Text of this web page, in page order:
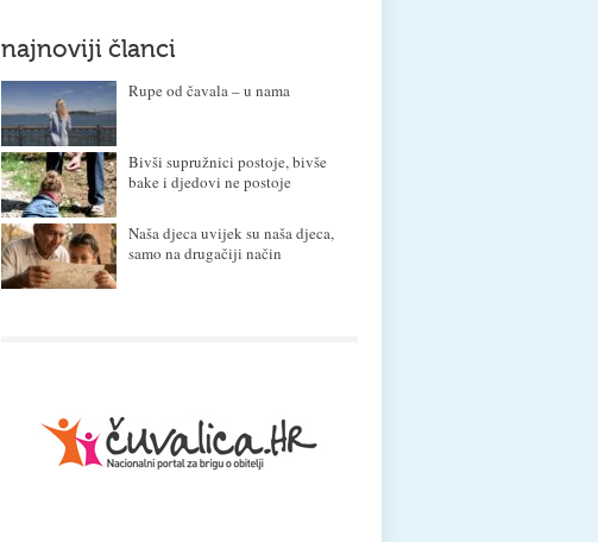
najnoviji članci
Rupe od čavala – u nama
Bivši supružnici postoje, bivše
bake i djedovi ne postoje
Naša djeca uvijek su naša djeca,
samo na drugačiji način